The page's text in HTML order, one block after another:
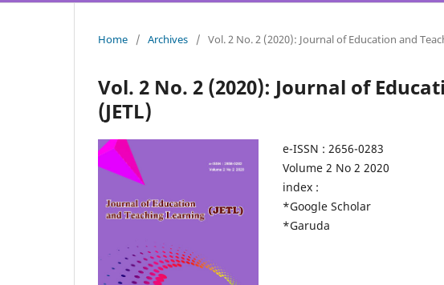
Home / Archives / Vol. 2 No. 2 (2020): Journal of Education and
Vol. 2 No. 2 (2020): Journal of
(JETL)
e-ISSN : 2656-0283
Volume 2 No 2 2020
index :
*Google Scholar
*Garuda